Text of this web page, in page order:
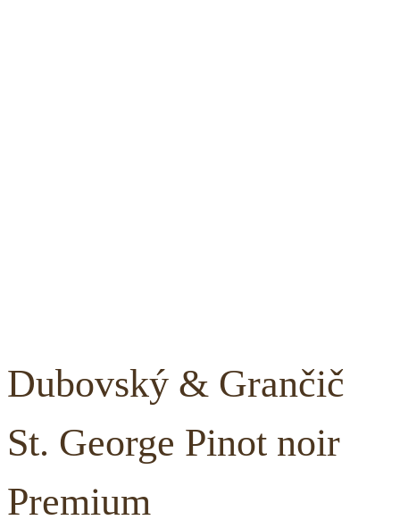
Dubovský & Grančič
St. George Pinot noir
Premium